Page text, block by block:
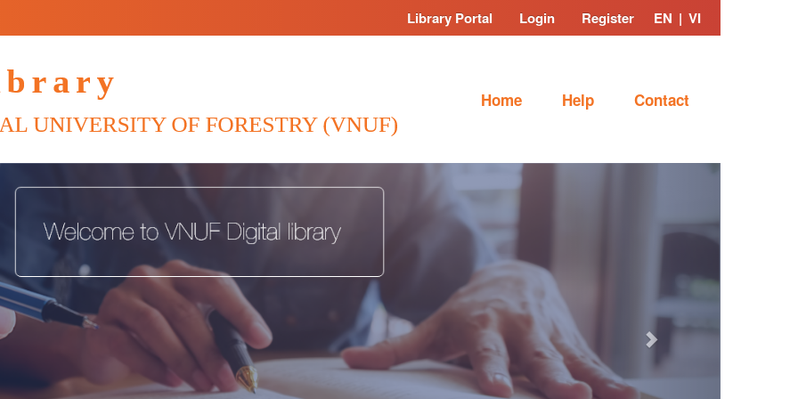
Library Portal Login Register EN | VI
Home Help Contact